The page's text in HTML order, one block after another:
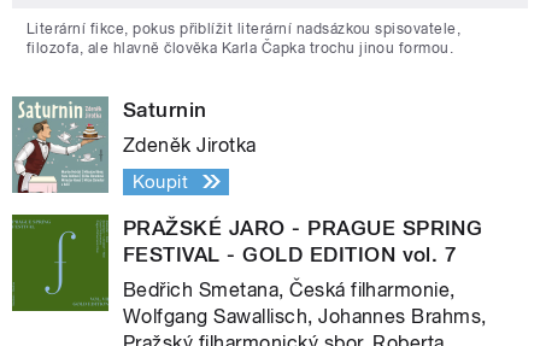
Literární fikce, pokus přiblížit literární nadsázkou spisovatele,
filozofa, ale hlavně člověka Karla Čapka trochu jinou formou.
Saturnin
Zdeněk Jirotka
Koupit
PRAŽSKÉ JARO - PRAGUE SPRING
FESTIVAL - GOLD EDITION vol. 7
Bedřich Smetana, Česká filharmonie,
Wolfgang Sawallisch, Johannes Brahms,